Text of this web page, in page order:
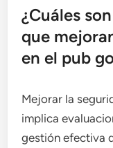
¿Cuáles
que
en el pub
Mejorar la
implica
gestión efectiva